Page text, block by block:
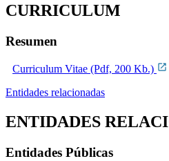
CURRICULUM
Resumen
Curriculum Vitae (Pdf, 200 Kb.)
Entidades relacionadas
ENTIDADES
Entidades Públicas